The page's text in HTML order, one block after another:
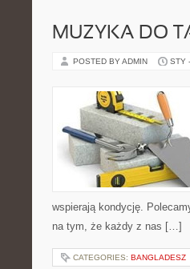
MUZYKA DO
POSTED BY ADMIN STY
wspierają kondycję.
na tym, że każdy z nas […]
CATEGORIES: BANGLADESZ